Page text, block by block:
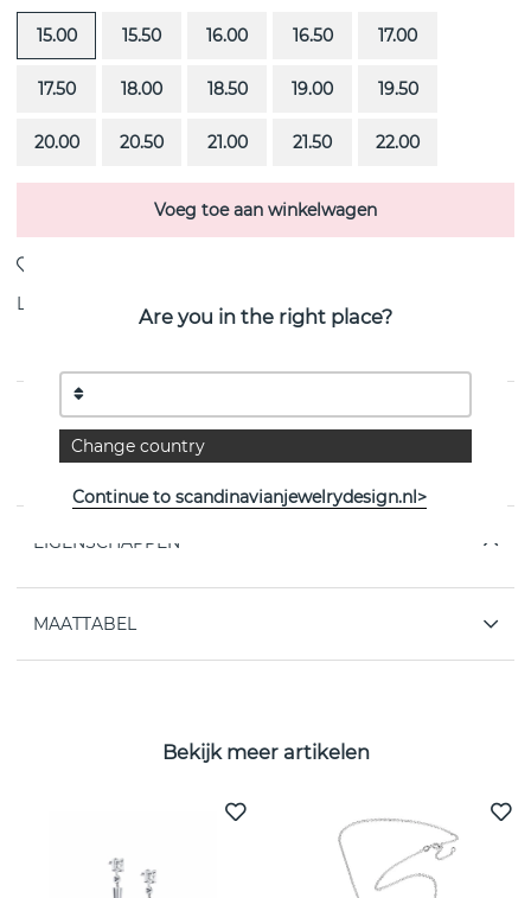
15.00 15.50 16.00 16.50 17.00
17.50 18.00 18.50 19.00 19.50
20.00 20.50 21.00 21.50 22.00
Voeg toe aan winkelwagen
Levering: Bestel item 4-6 weken
PRODUCTOMSCHRIJVING
Love Bead Wedding is een diamantring (0.30 ct) i 18k
EIGENSCHAPPEN
MAATTABEL
Bekijk meer artikelen
Are you in the right place?
Change country
Continue to scandinavianjewelrydesign.nl>